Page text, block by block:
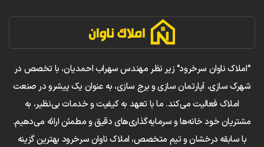
"املاک ناوان سرخرود" زیر نظر مهندس سهراب احمدیان، با تخصص در
شهرک سازی، آپارتمان سازی و برج سازی، به عنوان یک پیشرو در صنعت
املاک فعالیت می‌کند. ما با تعهد به کیفیت و خدمات بی‌نظیر، به
مشتریان خود خانه‌ها و سرمایه‌گذاری‌های دقیق و مطمئن ارائه می‌دهیم.
با سابقه درخشان و تیم متخصص، املاک ناوان سرخرود بهترین گزینه